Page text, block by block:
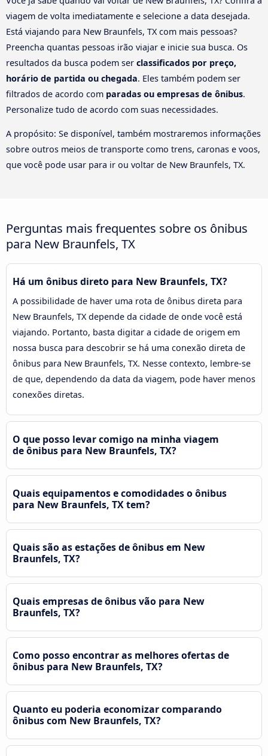
viagem de volta imediatamente e selecione a data desejada.
Está viajando para New Braunfels, TX com mais pessoas?
Preencha quantas pessoas irão viajar e inicie sua busca. Os
resultados da busca podem ser classificados por preço,
horário de partida ou chegada. Eles também podem ser
filtrados de acordo com paradas ou empresas de ônibus.
Personalize tudo de acordo com suas necessidades.
A propósito: Se disponível, também mostraremos informações
sobre outros meios de transporte como trens, caronas e voos,
que você pode usar para ir ou voltar de New Braunfels, TX.
Perguntas mais frequentes sobre os ônibus
para New Braunfels, TX
Há um ônibus direto para New Braunfels, TX?
A possibilidade de haver uma rota de ônibus direta para
New Braunfels, TX depende da cidade de onde você está
viajando. Portanto, basta digitar a cidade de origem em
nossa busca para descobrir se há uma conexão direta de
ônibus para New Braunfels, TX. Nesse contexto, lembre-se
de que, dependendo da data da viagem, pode haver menos
conexões diretas.
O que posso levar comigo na minha viagem
de ônibus para New Braunfels, TX?
Quais equipamentos e comodidades o ônibus
para New Braunfels, TX tem?
Quais são as estações de ônibus em New
Braunfels, TX?
Quais empresas de ônibus vão para New
Braunfels, TX?
Como posso encontrar as melhores ofertas de
ônibus para New Braunfels, TX?
Quanto eu poderia economizar comparando
ônibus com New Braunfels, TX?